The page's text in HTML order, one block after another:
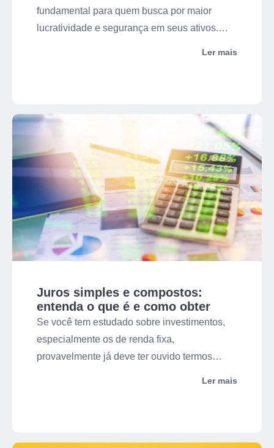
fundamental para quem busca por maior
lucratividade e segurança em seus ativos.
Ler mais
Juros simples e compostos:
entenda o que é e como obter
maior retorno!
Se você tem estudado sobre investimentos,
especialmente os de renda fixa,
provavelmente já deve ter ouvido termos
Ler mais